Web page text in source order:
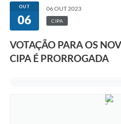
OUT
06
06 OUT 2023
CIPA
VOTAÇÃO PARA OS
CIPA É PRORROGADA